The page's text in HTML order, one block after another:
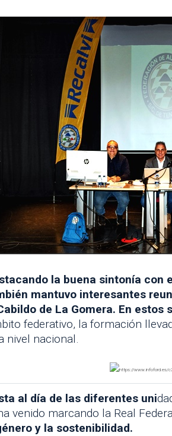
la buena sintonía con
mantuvo interesantes
de La Gomera. En estos
federativo, la formación
nivel nacional.
al día de las diferentes uni
venido marcando la Real
y la sostenibilidad.